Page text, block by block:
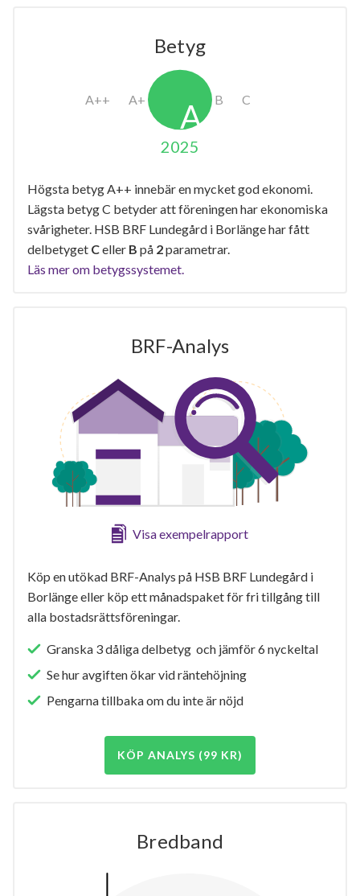
Betyg
2025
Högsta betyg A++ innebär en mycket god ekonomi.
Lägsta betyg C betyder att föreningen har ekonomiska
svårigheter. HSB BRF Lundegård i Borlänge har fått
delbetyget Celler B på 2parametrar.
Läs mer om betygssystemet.
BRF-Analys
Visa exempelrapport
Köp en utökad BRF-Analys på HSB BRF Lundegård i
Borlänge eller köp ett månadspaket för fri tillgång till
alla bostadsrättsföreningar.
Granska 3 dåliga delbetyg och jämför 6 nyckeltal
Se hur avgiften ökar vid räntehöjning
Pengarna tillbaka om du inte är nöjd
KÖP ANALYS (99 KR)
Bredband